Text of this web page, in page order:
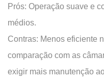
Umpplications
Prós: Operação suave e
médios.
Contras: Menos eficiente
comparação com as
exigir mais manutenção